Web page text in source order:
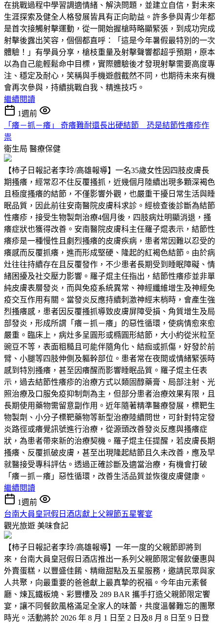
在挑戰過程中學習調適情緒、解決問題，並建立自信，對未來
生涯探索及健全人格發展皆具有正向助益。許多參與青少年都
是首次接觸射擊運動，從一開始握槍時略顯緊張，到成功完成
射擊後露出笑容，個個都直呼：「這是今年暑假最特別的一次
體驗！」有學員分享，槍枝重量及射擊聲響都超乎預期，原本
以為自己能輕鬆命中目標，實際體驗後才發現射擊需要高度專
注、穩定及耐心，笑稱與手機遊戲截然不同，也期待未來有機
會再次參與，持續挑戰自我、精進技巧。
繼續閱讀
1週前
「癢－抓－癢」 奇癢難耐還長出硬結節 恐是結節性癢疹作
祟
衛生局 醫療保健
【柿子日報記者李玲/高雄報導】一名35歲女性因四肢皮膚長
期搔癢，經常忍不住反覆搔抓，近幾個月陸續出現多顆深褐色
且極度搔癢的結節，不僅影響外觀，也嚴重干擾日常生活與睡
眠品質，因此前往安南醫院皮膚科求診。經檢查後診斷為結節
性癢疹，接受生物製劑治療4個月後，四肢病灶明顯消退，搔
癢症狀也獲得改善。安南醫院皮膚科主任羅子焜表示，結節性
癢疹是一種慢性且劇烈搔癢的皮膚疾病，患者常因難以忍受的
癢感而反覆抓癢，進而形成堅硬、隆起的紅褐色結節。由於病
灶往往持續存在且反覆發作，不少患者長期受到睡眠障礙、情
緒困擾及社交壓力影響。羅子焜主任指出，結節性癢疹並非單
純皮膚表層發炎，而與免疫系統異常、神經纖維增生及神經免
疫交互作用有關。當發炎反應持續刺激神經末梢時，會產生強
烈搔癢感，患者因反覆搔抓導致皮膚屏障受損、角質增生及局
部發炎，形成所謂「癢－抓－癢」的惡性循環，使病情愈來愈
嚴重。臨床上，病灶多呈圓形或橢圓形結節，大小約從米粒至
豌豆不等，表面粗糙且可能伴隨角化、結痂或抓傷，好發於前
臂、小腿等四肢伸側及軀幹部位。患者常在夜間或情緒緊張時
感到特別搔癢，甚至因癢醒而影響睡眠品質。羅子焜主任表
示，過去結節性癢疹的治療方式以類固醇藥膏、局部注射、光
照治療及口服免疫抑制劑為主，但部分患者治療效果有限，且
長期使用藥物需留意副作用。近年隨著精準醫療發展，標靶生
物製劑、小分子標靶藥物等新型治療陸續問世，可針對特定發
炎路徑或癢覺訊號進行治療，從源頭改善發炎反應與搔癢症
狀，為患者帶來新的治療契機。羅子焜主任提醒，若皮膚長期
搔癢、反覆抓破皮膚，甚至出現隆起結節且久未改善，應及早
就醫接受專科評估。透過正確診斷及適當治療，有機會打破
「癢－抓－癢」惡性循環，改善生活品質並恢復皮膚健康。
繼續閱讀
1週前
台南大員皇冠假日酒店獻上父親節五星饗宴
觀光旅遊 美味食記
【柿子日報記者李玲/高雄報導】一年一度的父親節即將到
來，台南大員皇冠假日酒店推出一系列父親節限定餐飲優惠與
外賣蛋糕，以豐盛佳餚、精緻甜點及五星服務，邀請民眾與家
人共聚，向最重要的爸爸獻上最真摯的祝福。今年由元素餐
廳、煉瓦鐵板燒、彩豐樓及 289 BAR 攜手打造父親節限定饗
宴，讓不同餐飲風格滿足全家人的味蕾，共度溫馨難忘的團聚
時光。活動將於 2026 年 8 月 1 日至 2 日及8 月 8 日至 9 日登